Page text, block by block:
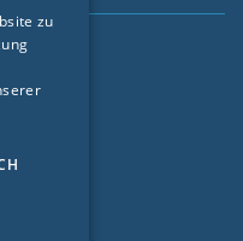
zu